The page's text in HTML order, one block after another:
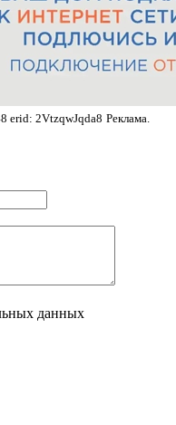
2VtzqwJqda8 Реклама.
данных